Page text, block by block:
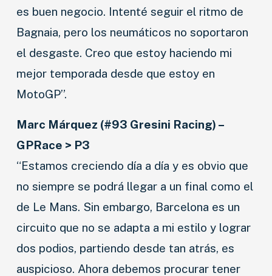
LANZAMIENTOS
MOTOS
CAMIONES
es buen negocio. Intenté seguir el ritmo de
Bagnaia, pero los neumáticos no soportaron
el desgaste. Creo que estoy haciendo mi
mejor temporada desde que estoy en
MotoGP”.
Marc Márquez (#93 Gresini Racing) –
GPRace > P3
“Estamos creciendo día a día y es obvio que
no siempre se podrá llegar a un final como el
de Le Mans. Sin embargo, Barcelona es un
circuito que no se adapta a mi estilo y lograr
dos podios, partiendo desde tan atrás, es
auspicioso. Ahora debemos procurar tener